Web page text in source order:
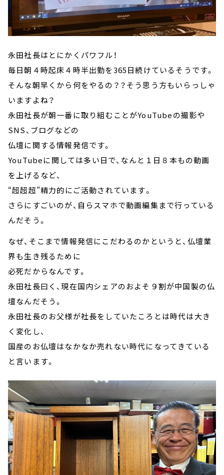
永田社長はとにかくパワフル！
毎日朝４時起床４時半出勤を365日続けているそうです。
そんな朝早くから何をやるの？？そう思う方もいらっしゃ
いますよね？
永田社長が朝一番に取り組むことがYouTubeの撮影や
SNS、ブログなどの
仏壇に関する情報発信です。
YouTubeに関しては多い日で、なんと１日８本もの動画
を上げるなど、
“超超超”精力的にご活動されています。
さらにすごいのが、自らスマホで動画編集まで行っている
んだそう。
なぜ、そこまで情報発信にこだわるのかというと、仏壇業
界も生き残るために
必死だからなんです。
永田社長曰く、現在国内シェアのおよそ９割が中国製の仏
壇なんだそう。
永田社長のお父様が社長をしていたころとは時代は大き
く変化し、
国産のお仏壇はなかなか売れない時代になってきている
と言います。